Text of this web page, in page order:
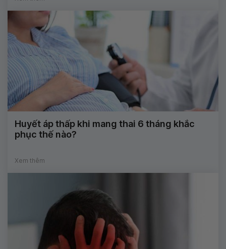
Huyết áp thấp khi mang thai 6 tháng khắc
phục thế nào?
Xem thêm